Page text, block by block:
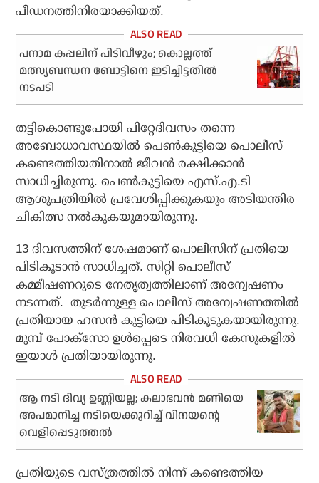
പീഡനത്തിനിരയാക്കിയത്.
പനാമ കപ്പലിന് പിടിവീഴും; കൊല്ലത്ത്
മത്സ്യബന്ധന ബോട്ടിനെ ഇടിച്ചിട്ടതില്‍
നടപടി
തട്ടികൊണ്ടുപോയി പിറ്റേദിവസം തന്നെ
അബോധാവസ്ഥയിൽ പെൺകുട്ടിയെ പൊലീസ്
കണ്ടെത്തിയതിനാൽ ജീവൻ രക്ഷിക്കാൻ
സാധിച്ചിരുന്നു. പെൺകുട്ടിയെ എസ്.എ.ടി
ആശുപത്രിയില്‍ പ്രവേശിപ്പിക്കുകയും അടിയന്തിര
ചികിത്സ നല്‍കുകയുമായിരുന്നു.
13 ദിവസത്തിന് ശേഷമാണ് പൊലീസിന് പ്രതിയെ
പിടികൂടാന്‍ സാധിച്ചത്. സിറ്റി പൊലീസ്
കമ്മീഷണറുടെ നേതൃത്വത്തിലാണ് അന്വേഷണം
നടന്നത്. തുടർന്നുള്ള പൊലീസ് അന്വേഷണത്തിൽ
പ്രതിയായ ഹസൻ കുട്ടിയെ പിടികൂടുകയായിരുന്നു.
മുമ്പ് പോക്‌സോ ഉൾപ്പെടെ നിരവധി കേസുകളിൽ
ഇയാൾ പ്രതിയായിരുന്നു.
ആ നടി ദിവ്യ ഉണ്ണിയല്ല; കലാഭവൻ മണിയെ
അപമാനിച്ച നടിയെക്കുറിച്ച് വിനയന്റെ
വെളിപ്പെടുത്തൽ
പ്രതിയുടെ വസ്ത്രത്തില്‍ നിന്ന് കണ്ടെത്തിയ